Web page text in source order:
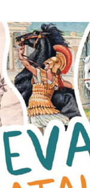
des
croix
de
guerre